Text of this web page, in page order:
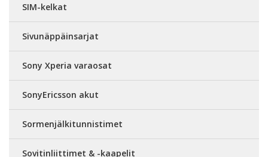
SIM-kelkat
Sivunäppäinsarjat
Sony Xperia varaosat
SonyEricsson akut
Sormenjälkitunnistimet
Sovitinliittimet & -kaapelit